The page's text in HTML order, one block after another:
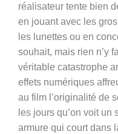
réalisateur tente bien
en jouant avec les
les lunettes ou en
souhait, mais rien n’y
véritable catastrophe
effets numériques
au film l’originalité de
les jours qu’on voit
armure qui court dans